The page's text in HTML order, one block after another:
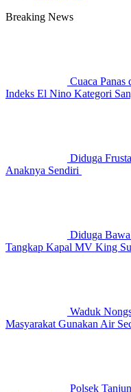
Breaking News
Cuaca
Indeks El Nino Kategori
Diduga
Anaknya Sendiri
Diduga
Tangkap Kapal MV King
Waduk
Masyarakat Gunakan Air
Polsek